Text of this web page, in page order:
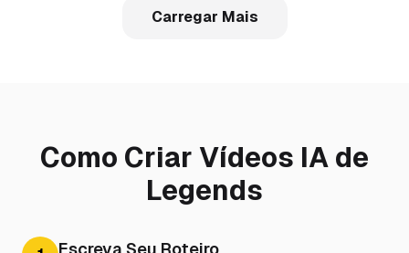
Carregar Mais
Como Criar Vídeos IA de
Legends
Escreva Seu Roteiro